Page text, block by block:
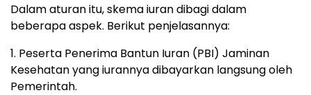
Dalam aturan itu, skema iuran dibagi dalam
beberapa aspek. Berikut penjelasannya:
1. Peserta Penerima Bantun Iuran (PBI) Jaminan
Kesehatan yang iurannya dibayarkan langsung oleh
Pemerintah.